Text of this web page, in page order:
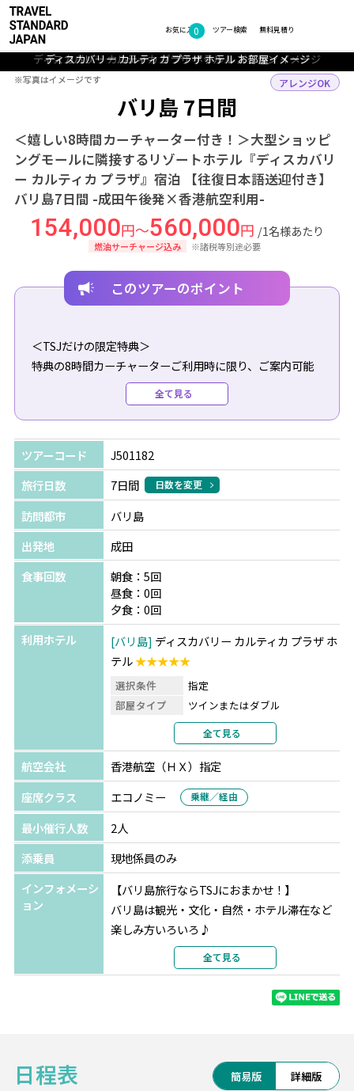
お気に入り
0 無料見積り
ツアー検索
アジア インドネシア バリ島 ツアー詳細
バリ島 7日間
＜嬉しい8時間カーチャーター付き！＞大型ショッピ
ングモールに隣接するリゾートホテル『ディスカバリ
ー カルティカ プラザ』宿泊 【往復日本語送迎付き】
バリ島7日間 -成田午後発×香港航空利用-
アレンジOK
154,000円～560,000円 /1名様あたり
燃油サーチャージ込み ※諸税等別途必要
ディスカバリー カルティカ プラザ ホテル お部屋イメージ
ディスカバリー カルティカ プラザ ホテル スパ イメージ
ディスカバリー カルティカ プラザ ホテル プール イメージ
ディスカバリー カルティカ プラザ ホテル プール イメージ
ディスカバリー カルティカ プラザ ホテル レストラン イメージ
ディスカバリー カルティカ プラザ ホテル お部屋イメージ
フォトギャラリー
※写真はイメージです
※写真はイメージです
このツアーのポイント
＜TSJだけの限定特典＞
特典の8時間カーチャーターご利用時に限り、ご案内可能
※早割特典はA～Fの中からいずれか1つ
※ご利用希望の場合は、ツアーご予約時にお申し付けくだ
さい。
◆ご出発90日前までのご予約
〇Ａプラン：ジンバランビーチでのシーフードBBQディナ
ー+ソフトドリンク1杯
〇Ｂプラン：絶品「イイガワルン」でのナシゴレンポーク
リブ+ビンタンビール1杯 ※クタ・ウブド・ウルワツ
〇Ｃプラン：名店「イブオカ」でのバビグリン+ビンタン
ビール1杯 ※ウブド
◆ご出発120日前までのご予約
〇Dプラン：インスタ映え「トラガシンハ トロピカルリバ
ークラブ」でのフローティングランチ1回
〇Eプラン：人気街スパ「バリオーキッドスパ」でのマッ
〇Fプラン：5つ星ホテル「ケンピンスキーバリ」でのアフ
タヌーンティー1回 ※年末年始は利用不可
※1名様参加の場合、Dプラン・Fプランはご利用いただけ
ません。
＜学生限定特典＞
◆ベノアビーチでのマリンスポーツ1種＆ランチ付き
〇Aセット：学生特典+オーキッドスパでの60分マッサー
ジ（3,000円/人）
〇Bセット：学生特典+5つ星ホテル『ケンピンスキー』で
のアフタヌーンティー（3,000円/人）
〇Cセット【お得】：学生特典+60分マッサージ+アフタヌ
全て見る
ツアーコード
J501182
旅行日数
7日間 日数を変更
訪問都市
バリ島
出発地
成田
食事回数
朝食：5回
昼食：0回
夕食：0回
利用ホテル
バリ島 ディスカバリー カルティカ プラザ ホ
テル★★★★★
選択条件
指定
部屋タイプ
ツインまたはダブル
2名1室利用
部屋カテゴリ
デラックスルーム
全て見る
航空会社
香港航空（ＨＸ）指定
座席クラス
エコノミー 乗継／経由
最小催行人数
2人
添乗員
現地係員のみ
インフォメーシ
ョン
【バリ島旅行ならTSJにおまかせ！】
バリ島は観光・文化・自然・ホテル滞在など
楽しみ方いろいろ♪
ビーチとウブドの異なる雰囲気の2エリアに滞
経由便で帰国前に他国に立ち寄りたい！な
TSJならバリ島現地支店があるので、サポート
全て見る
日程表 簡易版 詳細版